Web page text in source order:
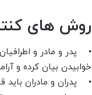
روش های
• پدر و مادر و
خوابیدن بیان کرده و
• پدران و مادران باید